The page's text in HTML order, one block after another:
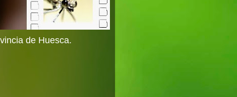
de Huesca.